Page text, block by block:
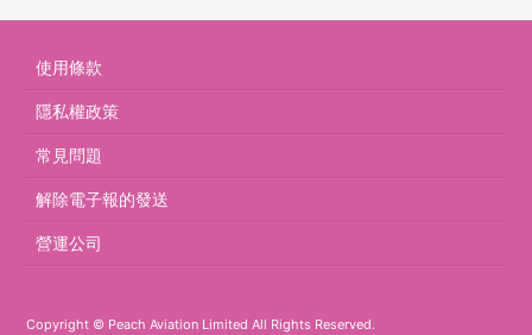
使用條款
隱私權政策
常見問題
解除電子報的發送
營運公司
Copyright © Peach Aviation Limited All Rights Reserved.